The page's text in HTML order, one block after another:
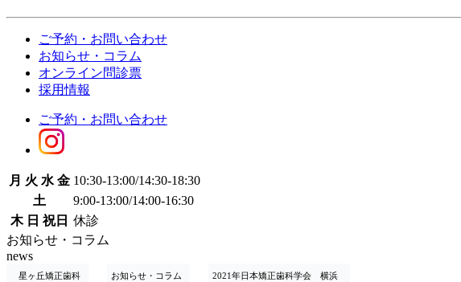
ご予約・お問い合わせ
お知らせ・コラム
オンライン問診票
採用情報
ご予約・お問い合わせ
月 火 水 金 10:30-13:00/14:30-18:30
土
9:00-13:00/14:00-16:30
木 日 祝日 休診
お知らせ・コラム
news
星ヶ丘矯正歯科 お知らせ・コラム 2021年日本矯正歯科学会 横浜